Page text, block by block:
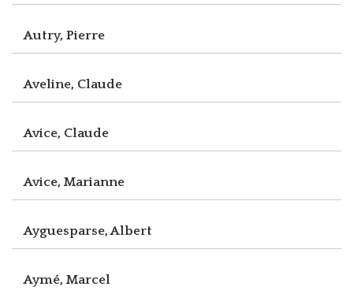
Autry, Pierre
Aveline, Claude
Avice, Claude
Avice, Marianne
Ayguesparse, Albert
Aymé, Marcel